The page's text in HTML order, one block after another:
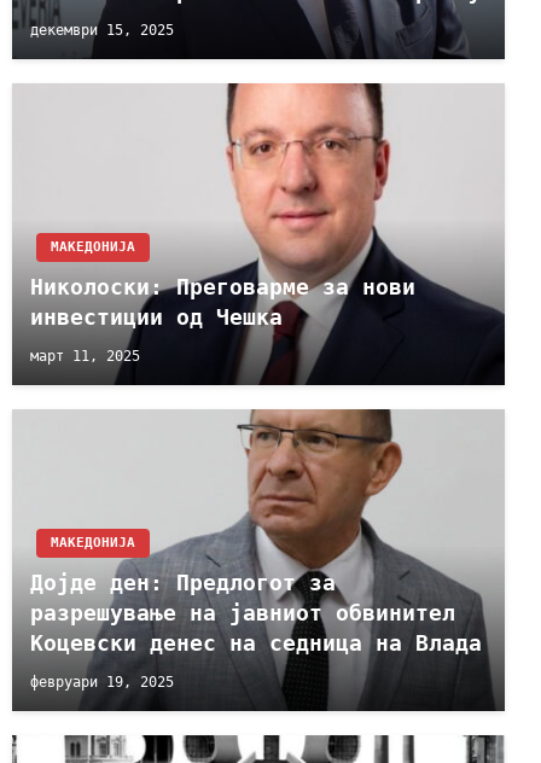
декември 15, 2025
МАКЕДОНИЈА
Николоски: Преговарме за нови
инвестиции од Чешка
март 11, 2025
МАКЕДОНИЈА
Дојде ден: Предлогот за
разрешување на јавниот обвинител
Коцевски денес на седница на Влада
февруари 19, 2025